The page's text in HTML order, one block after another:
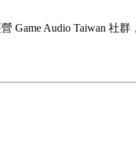
Game Audio Taiwan 社